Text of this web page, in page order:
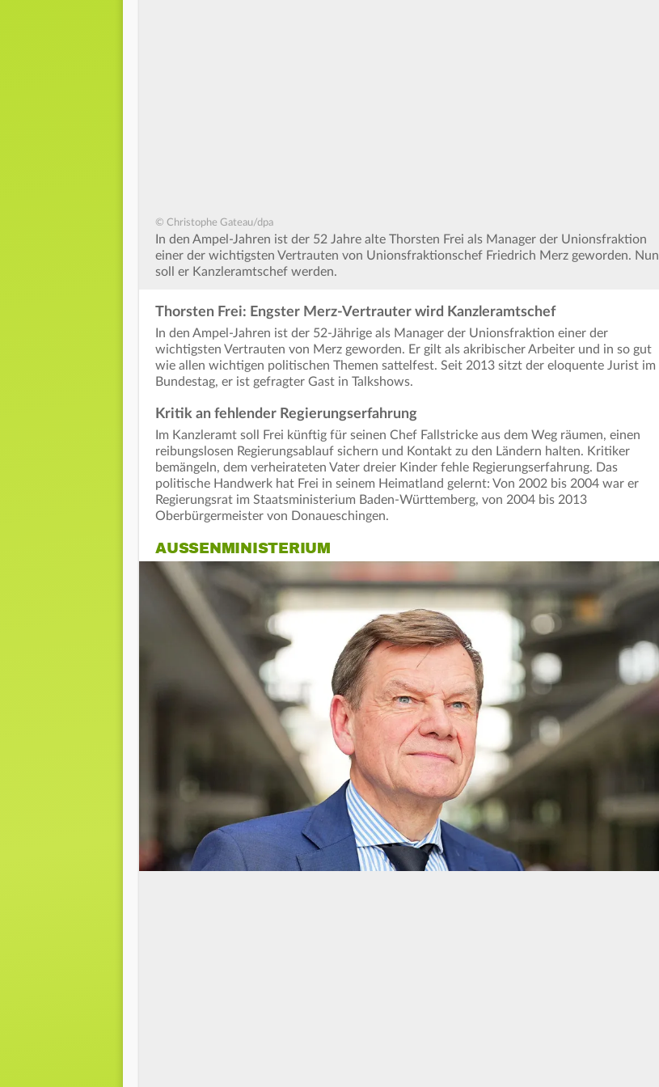
© Christophe Gateau/dpa
In den Ampel-Jahren ist der 52 Jahre alte Thorsten Frei als Manager der Unionsfraktion
einer der wichtigsten Vertrauten von Unionsfraktionschef Friedrich Merz geworden. Nun
soll er Kanzleramtschef werden.
Thorsten Frei: Engster Merz-Vertrauter wird Kanzleramtschef
In den Ampel-Jahren ist der 52-Jährige als Manager der Unionsfraktion einer der
wichtigsten Vertrauten von Merz geworden. Er gilt als akribischer Arbeiter und in so gut
wie allen wichtigen politischen Themen sattelfest. Seit 2013 sitzt der eloquente Jurist im
Bundestag, er ist gefragter Gast in Talkshows.
Kritik an fehlender Regierungserfahrung
Im Kanzleramt soll Frei künftig für seinen Chef Fallstricke aus dem Weg räumen, einen
reibungslosen Regierungsablauf sichern und Kontakt zu den Ländern halten. Kritiker
bemängeln, dem verheirateten Vater dreier Kinder fehle Regierungserfahrung. Das
politische Handwerk hat Frei in seinem Heimatland gelernt: Von 2002 bis 2004 war er
Regierungsrat im Staatsministerium Baden-Württemberg, von 2004 bis 2013
Oberbürgermeister von Donaueschingen.
AUSSENMINISTERIUM